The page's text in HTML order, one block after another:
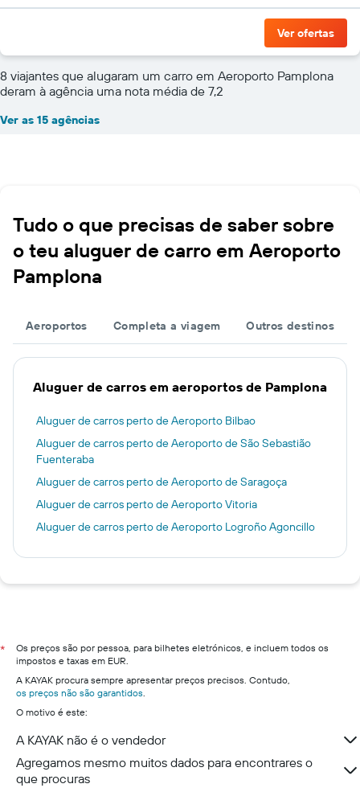
Ver ofertas
8 viajantes que alugaram um carro em Aeroporto Pamplona
deram à agência uma nota média de 7,2
Ver as 15 agências
Tudo o que precisas de saber sobre
o teu aluguer de carro em Aeroporto
Pamplona
Aeroportos Completa a viagem Outros destinos
Aluguer de carros em aeroportos de Pamplona
Aluguer de carros perto de Aeroporto Bilbao
Aluguer de carros perto de Aeroporto de São Sebastião
Fuenteraba
Aluguer de carros perto de Aeroporto de Saragoça
Aluguer de carros perto de Aeroporto Vitoria
Aluguer de carros perto de Aeroporto Logroño Agoncillo
*
Os preços são por pessoa, para bilhetes eletrónicos, e incluem todos os
impostos e taxas em EUR.
A KAYAK procura sempre apresentar preços precisos. Contudo,
os preços não são garantidos
O motivo é este:
A KAYAK não é o vendedor
Agregamos mesmo muitos dados para encontrares o
que procuras